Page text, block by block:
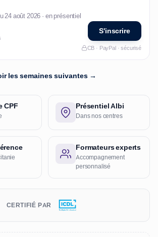
24 août 2026 · en présentiel
S'inscrire
CB · PayPal · sécurisé
les semaines suivantes →
CPF Présentiel Albi
Dans nos centres
Formateurs experts
Accompagnement
personnalisé
CERTIFIÉ PAR